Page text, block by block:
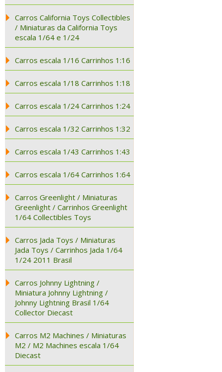
Carros California Toys Collectibles
/ Miniaturas da California Toys
escala 1/64 e 1/24
Carros escala 1/16 Carrinhos 1:16
Carros escala 1/18 Carrinhos 1:18
Carros escala 1/24 Carrinhos 1:24
Carros escala 1/32 Carrinhos 1:32
Carros escala 1/43 Carrinhos 1:43
Carros escala 1/64 Carrinhos 1:64
Carros Greenlight / Miniaturas
Greenlight / Carrinhos Greenlight
1/64 Collectibles Toys
Carros Jada Toys / Miniaturas
Jada Toys / Carrinhos Jada 1/64
1/24 2011 Brasil
Carros Johnny Lightning /
Miniatura Johnny Lightning /
Johnny Lightning Brasil 1/64
Collector Diecast
Carros M2 Machines / Miniaturas
M2 / M2 Machines escala 1/64
Diecast